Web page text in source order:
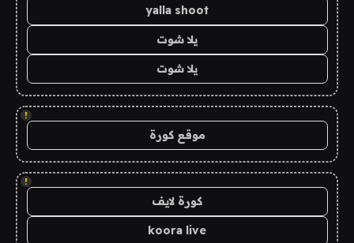
yalla shoot
يلا شوت
يلا شوت
!
موقع كورة
!
كورة لايف
koora live